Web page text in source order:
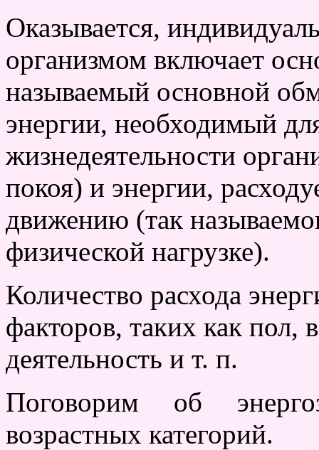
Оказывается,
организмом включает
называемый основной
энергии, необходимый
жизнедеятельности
покоя) и энергии,
движению (так
физической нагрузке).
Количество расхода
факторов, таких как пол,
деятельность и т. п.
Поговорим об
возрастных категорий.